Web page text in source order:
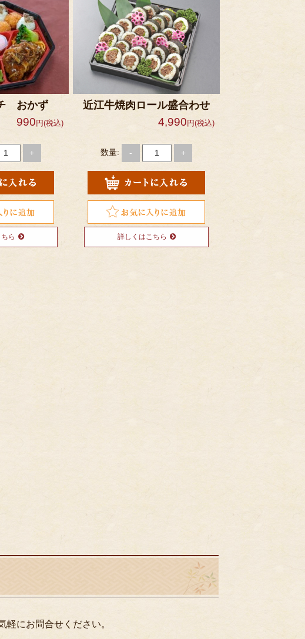
おかず
990 円(税込)
+
ら
近江牛焼肉ロール盛合わせ
4,990 円(税込)
数量: - +
詳しくはこちら
にお問合せください。